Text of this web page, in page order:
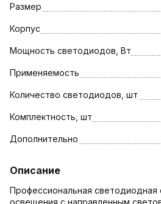
Размер
Корпус
Мощность светодиодов, Вт
Применяемость
Количество светодиодов, шт
Комплектность, шт
Дополнительно
Описание
Профессиональная светодиодная
освещения с направленным